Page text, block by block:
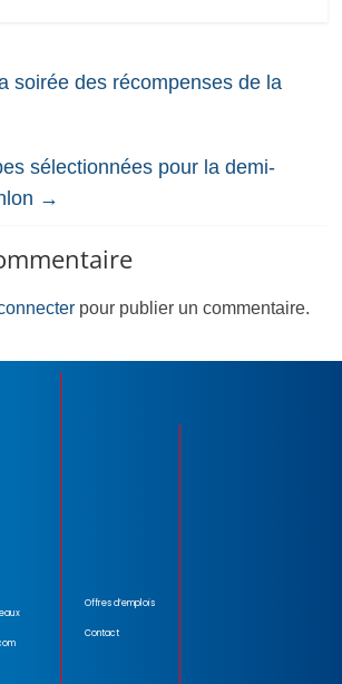
soirée des récompenses de la
sélectionnées pour la demi-
→
pour publier un commentaire.
Offres d’emplois
Contact